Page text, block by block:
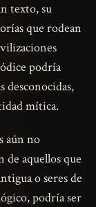
texto, su
que rodean
podría
desconocidas,
mítica.
aún no
de aquellos que
o seres de
podría ser